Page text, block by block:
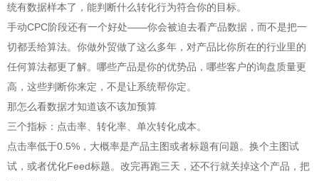
统有数据样本了，能判断什么转化行为符合你的目标。
手动CPC阶段还有一个好处——你会被迫去看产品数据，而不是把一
切都丢给算法。你做外贸做了这么多年，对产品比你所在的行业里的
任何算法都更了解。哪些产品是你的优势品，哪些客户的询盘质量更
高，这些判断你来定，不是让系统帮你定。
那怎么看数据才知道该不该加预算
三个指标：点击率、转化率、单次转化成本。
点击率低于0.5%，大概率是产品主图或者标题有问题。换个主图试
试，或者优化Feed标题。改完再跑三天，还不行就关掉这个产品，把